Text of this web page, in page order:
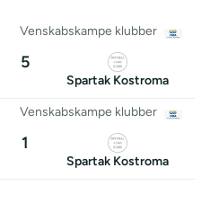
Venskabskampe klubber
5
Spartak Kostroma
Venskabskampe klubber
1
Spartak Kostroma